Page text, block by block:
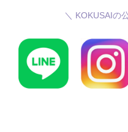
＼ KOKUSAIの